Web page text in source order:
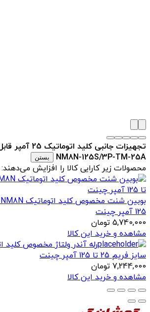
تجهیزات جانبی
NM8N-125S/3P-TM-25A
بستن
محصولات زیر کارایی کالا را افزایش می‌دهند:
125 آمپر چینت
5,740,000 تومان
مشاهده و خرید این کالا
سایز فریم 25 تا 125 آمپر چینت
7,244,000 تومان
مشاهده و خرید این کالا